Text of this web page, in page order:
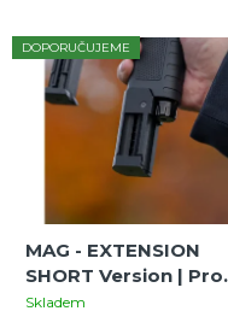
DOPORUČUJEME
MAG - EXTENSION
SHORT Version | Pro
Pistelle X-68 | Zvýšení
Skladem